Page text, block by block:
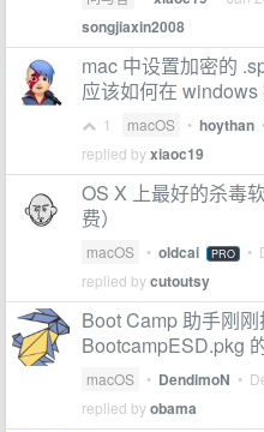
songjiaxin2008
mac 中设置加密的
应该如何在 windows
1 macOS • hoythan
replied byxiaoc19
OS X 上最好的杀毒
费）
macOS • oldcai PRO •
replied bycutoutsy
Boot Camp 助手刚
BootcampESD.pkg
macOS • DendimoN •
replied byobama